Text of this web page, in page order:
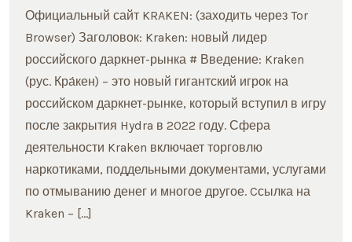
ТОР
КРАКЕН
Официальный сайт KRAKEN: (заходить через Tor
Browser) Заголовок: Kraken: новый лидер
российского даркнет-рынка # Введение: Kraken
(рус. Кра́кен) – это новый гигантский игрок на
российском даркнет-рынке, который вступил в игру
после закрытия Hydra в 2022 году. Сфера
деятельности Kraken включает торговлю
наркотиками, поддельными документами, услугами
по отмыванию денег и многое другое. Cсылка на
Kraken – […]